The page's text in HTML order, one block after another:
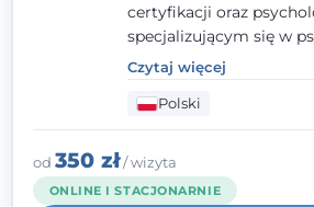
certyfikacji oraz
specjalizującym się w
klinicznej. Ukończyłam
podyplomowe z
Psychologicznej.
działalności Polskiego
Psychiatrycznego oraz
Towarzystwa
Czytaj więcej
Polski
od 350 zł/ wizyta
ONLINE I STACJONARNIE